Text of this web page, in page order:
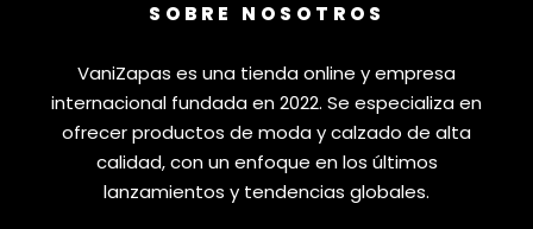
SOBRE NOSOTROS
VaniZapas es una tienda online y empresa
internacional fundada en 2022. Se especializa en
ofrecer productos de moda y calzado de alta
calidad, con un enfoque en los últimos
lanzamientos y tendencias globales.